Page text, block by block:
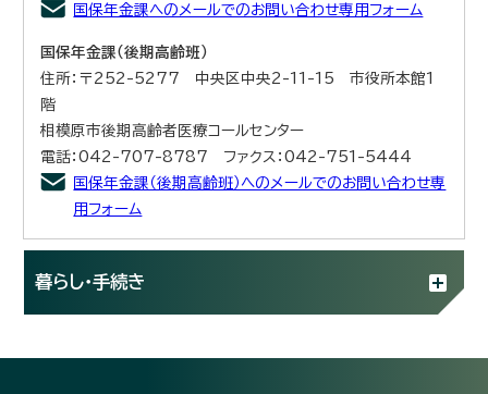
国保年金課へのメールでのお問い合わせ専用フォーム
国保年金課（後期高齢班）
住所：〒252-5277 中央区中央2-11-15 市役所本館1
階
相模原市後期高齢者医療コールセンター
電話：042-707-8787 ファクス：042-751-5444
国保年金課（後期高齢班）へのメールでのお問い合わせ専
用フォーム
暮らし・手続き